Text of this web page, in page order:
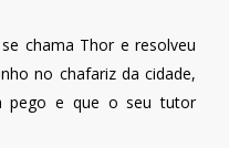
chama Thor e resolveu
no chafariz da cidade,
pego e que o seu tutor